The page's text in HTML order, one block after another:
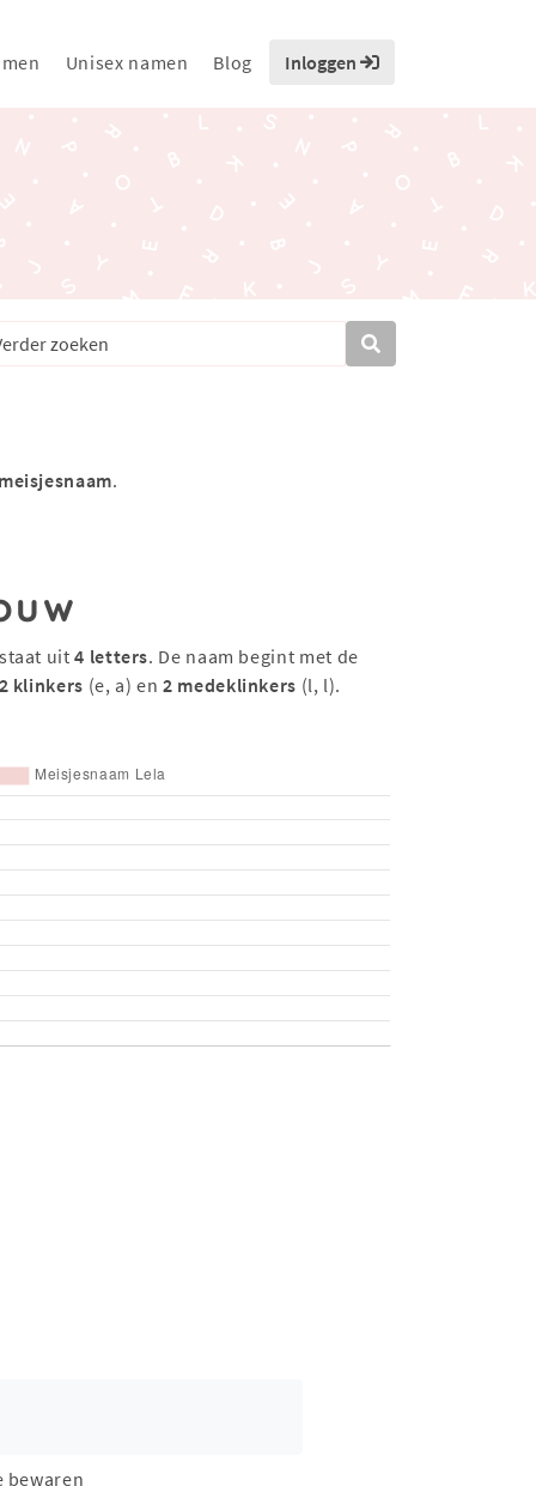
Unisex namen Blog Inloggen
.
uit4 letters. De naam begint met de
klinkers (e, a) en2 medeklinkers (l, l).
bewaren